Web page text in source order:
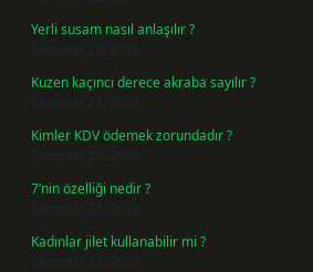
Yerli susam nasıl anlaşılır ?
Temmuz 29, 2026
Kuzen kaçıncı derece akraba sayılır ?
Temmuz 27, 2026
Kimler KDV ödemek zorundadır ?
Temmuz 25, 2026
7’nin özelliği nedir ?
Temmuz 24, 2026
Kadınlar jilet kullanabilir mi ?
Temmuz 23, 2026